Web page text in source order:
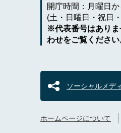
開庁時間：月曜日
(土・日曜日・祝日
※代表番号はありま
わせをご覧くださ
ソーシャルメデ
ホームページについて